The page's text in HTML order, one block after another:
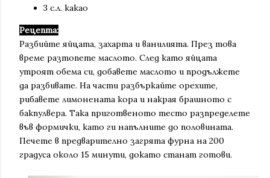
3 с.л. какао
Рецепта:
Разбийте яйцата, захарта и ванилията. През това
време разтопете маслото. След като яйцата
утроят обема си, добавете маслото и продължете
да разбивате. На части разбъркайте орехите,
рибавете лимонената кора и накрая брашното с
бакпулвера. Така приготвеното тесто разпределете
във формички, като ги напълните до половината.
Печете в предварително загрята фурна на 200
градуса около 15 минути, докато станат готови.